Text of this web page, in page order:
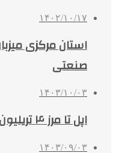
۱۴۰۲/۱۰/۱۷
استان مرکزی
صنعتی
۱۴۰۳/۱۰/۰۳
اپل تا مرز ۴ تریلیون دلار پیش رفت
۱۴۰۳/۰۹/۰۳